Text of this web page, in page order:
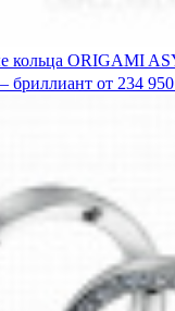
кольца ORIGAMI
бриллиант от 234